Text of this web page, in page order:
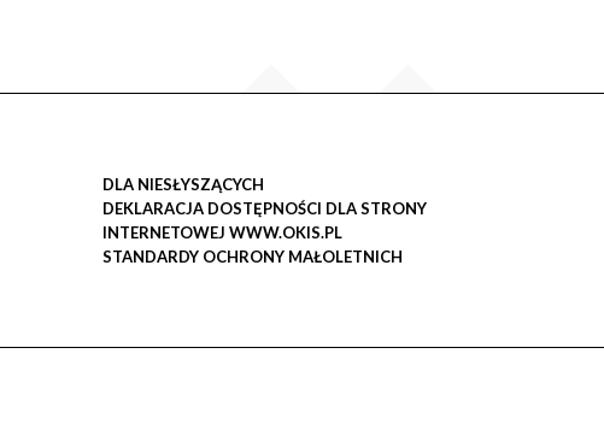
DLA NIESŁYSZĄCYCH
DEKLARACJA DOSTĘPNOŚCI DLA STRONY
INTERNETOWEJ WWW.OKIS.PL
STANDARDY OCHRONY MAŁOLETNICH